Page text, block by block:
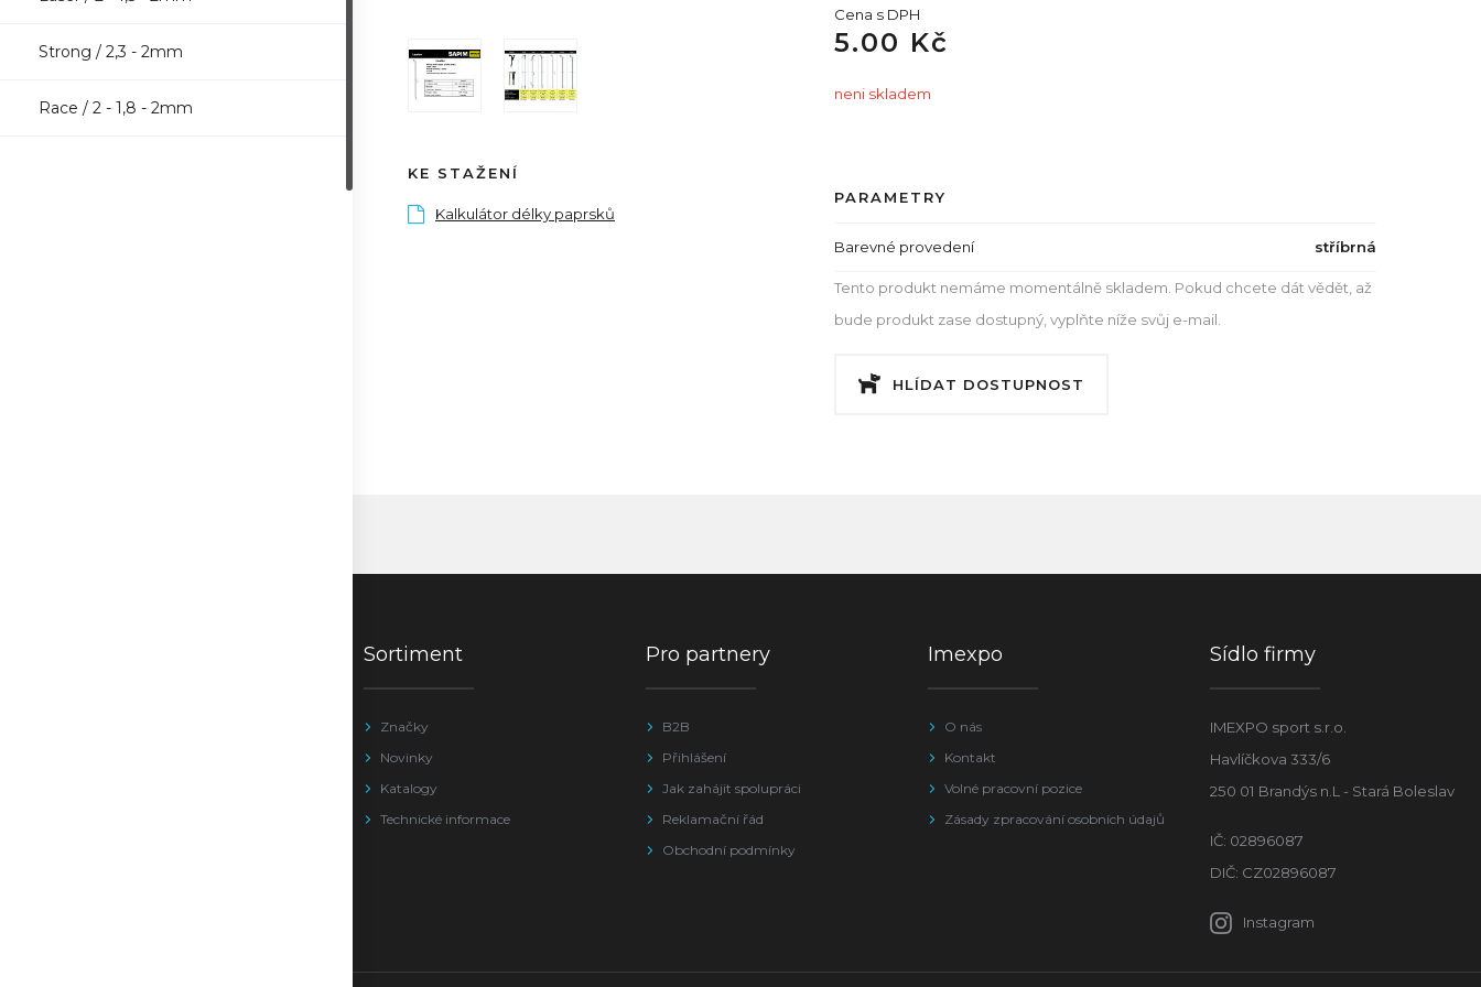
Strong / 2,3 - 2mm
Race / 2 - 1,8 - 2mm
Cena s DPH
5.00 Kč
neni skladem
PARAMETRY
Barevné provedení stříbrná
Tento produkt nemáme momentálně skladem. Pokud chcete dát vědět, až
bude produkt zase dostupný, vyplňte níže svůj e-mail.
HLÍDAT DOSTUPNOST
KE STAŽENÍ
Kalkulátor délky paprsků
Sortiment
Značky
Novinky
Katalogy
Technické informace
Pro partnery
B2B
Přihlášení
Jak zahájit spolupráci
Reklamační řád
Obchodní podmínky
Imexpo
O nás
Kontakt
Volné pracovní pozice
Zásady zpracování osobních údajů
Sídlo firmy
IMEXPO sport s.r.o.
Havlíčkova 333/6
250 01 Brandýs n.L - Stará Boleslav
IČ: 02896087
DIČ: CZ02896087
Instagram